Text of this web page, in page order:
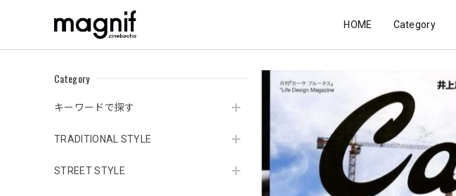
HOME Category
Category
キーワードで探す
TRADITIONAL STYLE
STREET STYLE